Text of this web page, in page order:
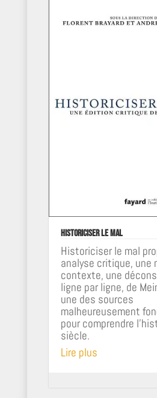
Historiciser le mal
Historiciser le mal
analyse critique, une
contexte, une
ligne par ligne, de
une des sources
malheureusement
pour comprendre
siècle.
Lire plus